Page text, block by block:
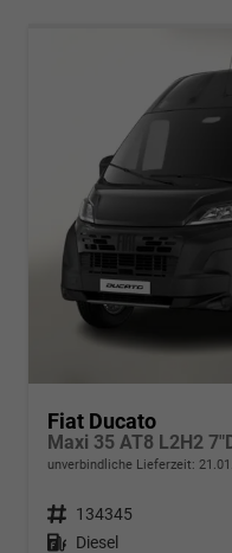
Fiat Ducato
Maxi 35 AT8 L2H2
unverbindliche Lieferzeit:
Fahrzeugnr. 134345
Kraftstoff Diesel